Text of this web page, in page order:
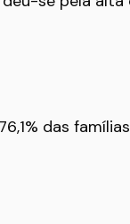
das